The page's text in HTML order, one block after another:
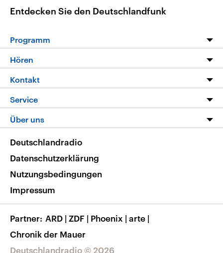
Entdecken Sie den Deutschlandfunk
Programm
Programm
Die Nachrichten
Nachrichtenleicht
Neue Beiträge auf dlf.de
Hören
Livestream
Podcasts
Deutschlandfunk App
Nachrichten App
Frequenzen
Kontakt
Hörerservice
Service
FAQ
Veranstaltungen
Musikliste
RSS
Über uns
Barrierefreiheit
Deutschlandradio © 2026
Deutschlandradio
Datenschutzerklärung
Nutzungsbedingungen
Impressum
Partner ARD | ZDF | Phoenix | arte |
Chronik der Mauer